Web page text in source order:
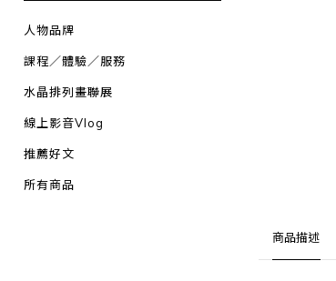
人物品牌
課程／體驗／服務
水晶排列畫聯展
線上影音Vlog
推薦好文
所有商品
商品描述